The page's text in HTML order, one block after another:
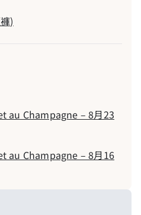
)
au Champagne – 8月23
au Champagne – 8月16